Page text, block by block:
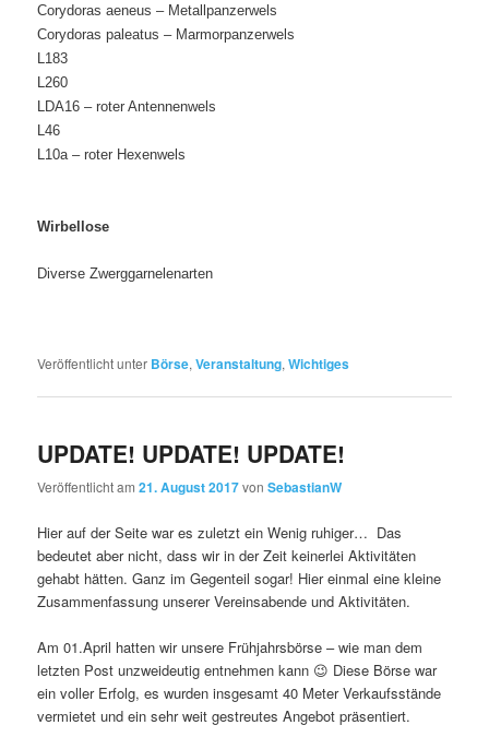
Corydoras aeneus – Metallpanzerwels
Corydoras paleatus – Marmorpanzerwels
L183
L260
LDA16 – roter Antennenwels
L46
L10a – roter Hexenwels
Wirbellose
Diverse Zwerggarnelenarten
Veröffentlicht unter Börse,Veranstaltung,Wichtiges
UPDATE! UPDATE! UPDATE!
Veröffentlicht am21. August 2017vonSebastianW
Hier auf der Seite war es zuletzt ein Wenig ruhiger… Das
bedeutet aber nicht, dass wir in der Zeit keinerlei Aktivitäten
gehabt hätten. Ganz im Gegenteil sogar! Hier einmal eine kleine
Zusammenfassung unserer Vereinsabende und Aktivitäten.
Am 01.April hatten wir unsere Frühjahrsbörse – wie man dem
letzten Post unzweideutig entnehmen kann 😉 Diese Börse war
ein voller Erfolg, es wurden insgesamt 40 Meter Verkaufsstände
vermietet und ein sehr weit gestreutes Angebot präsentiert.